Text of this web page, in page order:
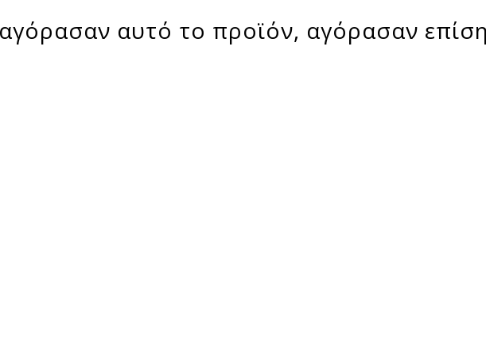
αυτό το προϊόν, αγόρασαν